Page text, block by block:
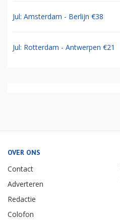
Jul: Amsterdam - Berlijn €38
Jul: Rotterdam - Antwerpen €21
OVER ONS
Contact
Adverteren
Redactie
Colofon